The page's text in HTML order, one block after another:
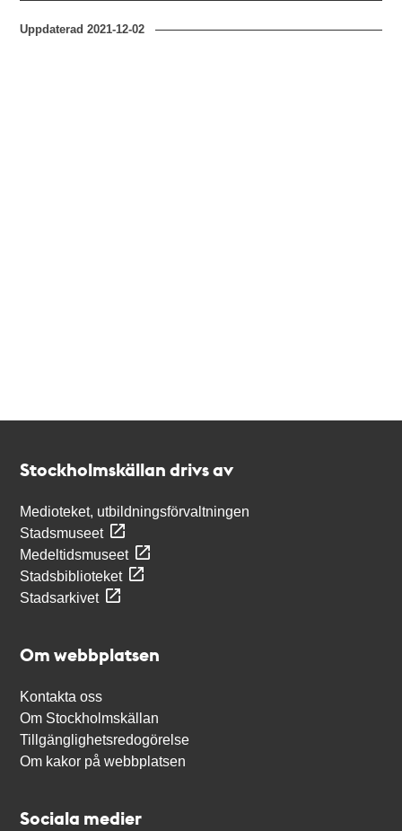
Uppdaterad2021-12-02
Stockholmskällan drivs av
Medioteket, utbildningsförvaltningen
Stadsmuseet
Medeltidsmuseet
Stadsbiblioteket
Stadsarkivet
Om webbplatsen
Kontakta oss
Om Stockholmskällan
Tillgänglighetsredogörelse
Om kakor på webbplatsen
Sociala medier